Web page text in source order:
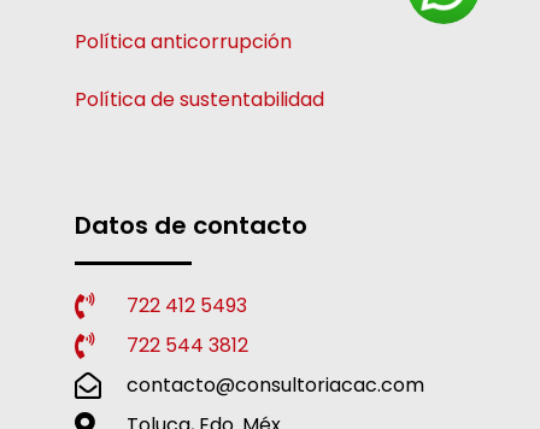
Política anticorrupción
Política de sustentabilidad
Datos de contacto
722 412 5493
722 544 3812
contacto@consultoriacac.com